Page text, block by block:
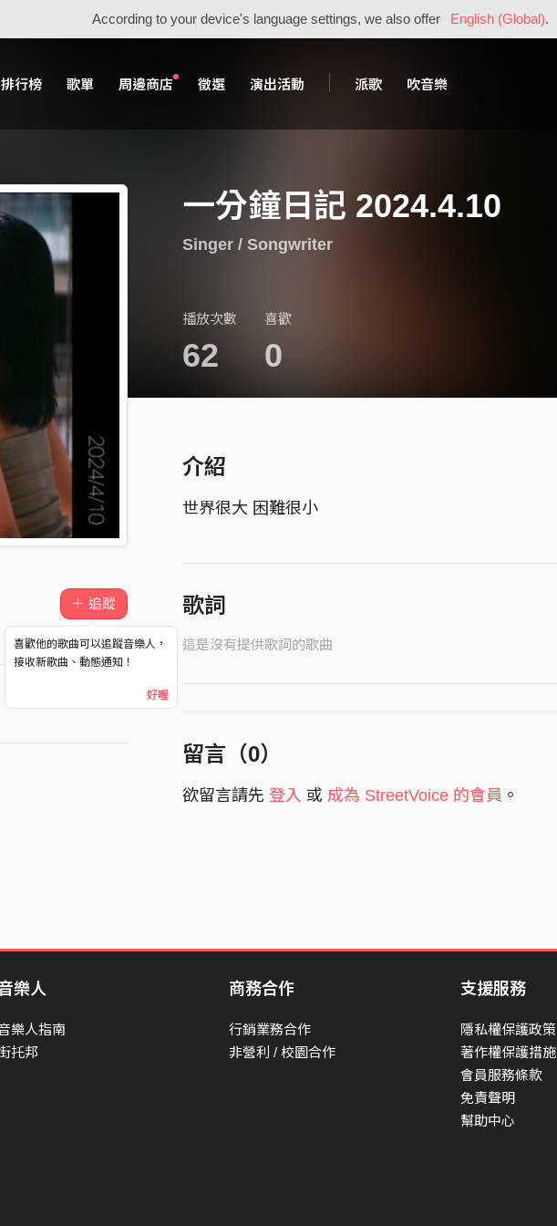
According to your device's language settings, we also offer English (Global).
排行榜 歌單 周邊商店 徵選 演出活動 派歌 吹音樂
一分鐘日記 2024.4.10
Singer / Songwriter
播放次數
62
喜歡
0
＋ 追蹤
喜歡他的歌曲可以追蹤音樂人，
接收新歌曲、動態通知！
好喔
介紹
世界很大 困難很小
歌詞
這是沒有提供歌詞的歌曲
留言（0）
欲留言請先 登入 或 成為 StreetVoice 的會員 。
樂人
樂人指南
托邦
商務合作
行銷業務合作
非營利 / 校園合作
支援服務
隱私權保護政策
著作權保護措施
會員服務條款
免責聲明
幫助中心